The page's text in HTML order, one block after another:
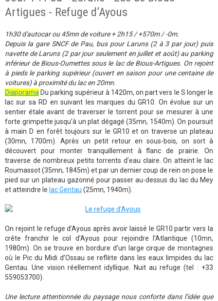
Artigues - Refuge d’Ayous
1h30 d'autocar ou 45mn de voiture + 2h15 / +570m / -0m.
Depuis la gare SNCF de Pau, bus pour Laruns (2 à 3 par jour) puis
navette de Laruns (2 par jour seulement en juillet et août) au parking
inférieur de Bious-Oumettes sous le lac de Bious-Artigues. On rejoint
à pieds le parking supérieur (ouvert en saison pour une centaine de
voitures) à proximité du lac en 20mn.
Diaporama Du parking supérieur à 1420m, on part vers le S longer le
lac sur sa RD en suivant les marques du GR10. On évolue sur un
sentier étale avant de traverser le torrent pour se mesurer à une
forte grimpette jusqu’à un plat dégagé (35mn, 1540m). On poursuit
à main D en forêt toujours sur le GR10 et on traverse un plateau
(30mn, 1700m). Après un petit retour en sous-bois, on sort à
découvert pour monter tranquillement à flanc de prairie. On
traverse de nombreux petits torrents d’eau claire. On atteint le lac
Roumassot (35mn, 1845m) et par un dernier coup de rein on pose le
pied sur un plateau gazonné pour passer au-dessus du lac du Mey
et atteindre le lac Gentau (25mn, 1940m).
On rejoint le refuge d’Ayous après avoir laissé le GR10 partir vers la
crête franchir le col d’Ayous pour rejoindre l’Atlantique (10mn,
1980m). On se trouve en bordure d’un large cirque de montagnes
où le Pic du Midi d’Ossau se reflète dans les eaux limpides du lac
Gentau. Une vision réellement idyllique. Nuit au refuge (tel : +33
559053700).
Une lecture attentionnée du paysage nous conforte dans l’idée que